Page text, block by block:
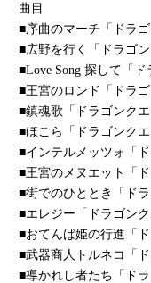
曲目
■序曲のマーチ「ドラ
■広野を行く「ドラゴン
■Love Song 探して「
■王宮のロンド「ドラ
■鎮魂歌「ドラゴンク
■ほこら「ドラゴンク
■インテルメッツォ「
■王宮のメヌエット「
■街でのひととき「ド
■エレジー「ドラゴン
■おてんば姫の行進「
■武器商人トルネコ「
■導かれし者たち「ド